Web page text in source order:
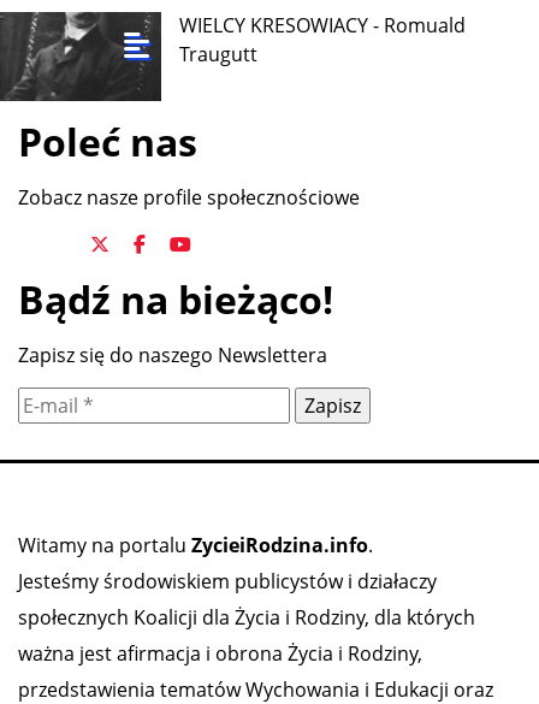
WIELCY KRESOWIACY - Romuald
Traugutt
Poleć nas
Zobacz nasze profile społecznościowe
Bądź na bieżąco!
Zapisz się do naszego Newslettera
Witamy na portalu ZycieiRodzina.info.
Jesteśmy środowiskiem publicystów i działaczy
społecznych Koalicji dla Życia i Rodziny, dla których
ważna jest afirmacja i obrona Życia i Rodziny,
przedstawienia tematów Wychowania i Edukacji oraz